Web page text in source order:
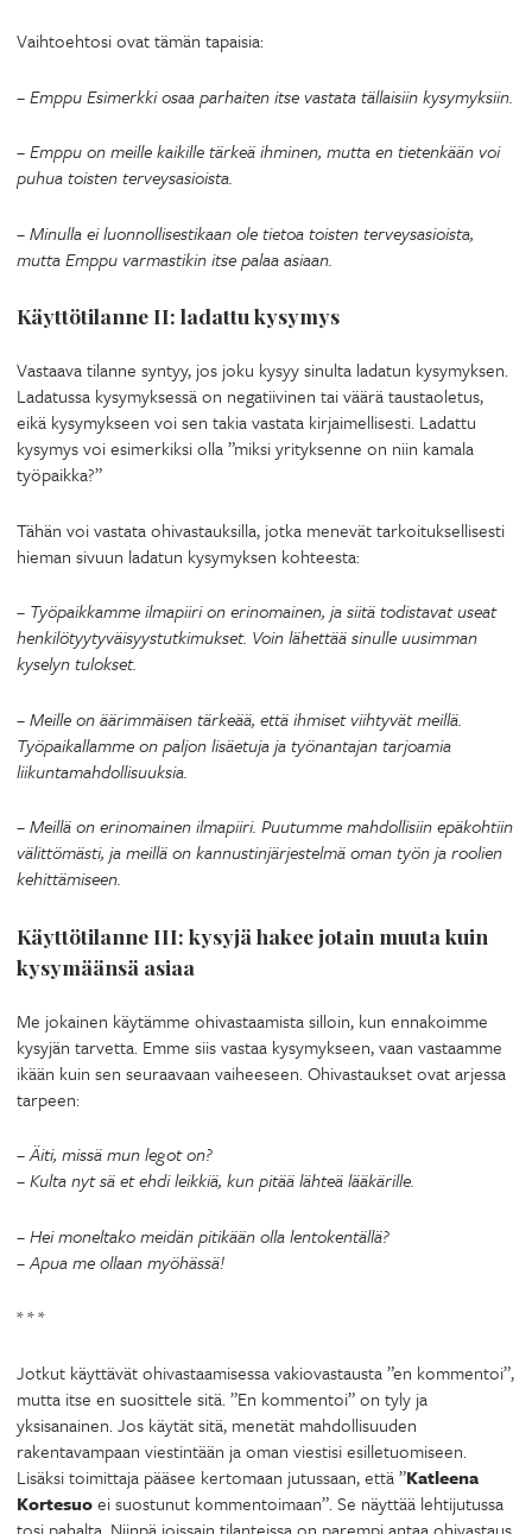
Vaihtoehtosi ovat tämän tapaisia:
– Emppu Esimerkki osaa parhaiten itse vastata tällaisiin kysymyksiin.
– Emppu on meille kaikille tärkeä ihminen, mutta en tietenkään voi
puhua toisten terveysasioista.
– Minulla ei luonnollisestikaan ole tietoa toisten terveysasioista,
mutta Emppu varmastikin itse palaa asiaan.
Käyttötilanne II: ladattu kysymys
Vastaava tilanne syntyy, jos joku kysyy sinulta ladatun kysymyksen.
Ladatussa kysymyksessä on negatiivinen tai väärä taustaoletus,
eikä kysymykseen voi sen takia vastata kirjaimellisesti. Ladattu
kysymys voi esimerkiksi olla ”miksi yrityksenne on niin kamala
työpaikka?”
Tähän voi vastata ohivastauksilla, jotka menevät tarkoituksellisesti
hieman sivuun ladatun kysymyksen kohteesta:
– Työpaikkamme ilmapiiri on erinomainen, ja siitä todistavat useat
henkilötyytyväisyystutkimukset. Voin lähettää sinulle uusimman
kyselyn tulokset.
– Meille on äärimmäisen tärkeää, että ihmiset viihtyvät meillä.
Työpaikallamme on paljon lisäetuja ja työnantajan tarjoamia
liikuntamahdollisuuksia.
– Meillä on erinomainen ilmapiiri. Puutumme mahdollisiin epäkohtiin
välittömästi, ja meillä on kannustinjärjestelmä oman työn ja roolien
kehittämiseen.
Käyttötilanne III: kysyjä hakee jotain muuta kuin
kysymäänsä asiaa
Me jokainen käytämme ohivastaamista silloin, kun ennakoimme
kysyjän tarvetta. Emme siis vastaa kysymykseen, vaan vastaamme
ikään kuin sen seuraavaan vaiheeseen. Ohivastaukset ovat arjessa
tarpeen:
– Äiti, missä mun legot on?
– Kulta nyt sä et ehdi leikkiä, kun pitää lähteä lääkärille.
– Hei moneltako meidän pitikään olla lentokentällä?
– Apua me ollaan myöhässä!
* * *
Jotkut käyttävät ohivastaamisessa vakiovastausta ”en kommentoi”,
mutta itse en suosittele sitä. ”En kommentoi” on tyly ja
yksisanainen. Jos käytät sitä, menetät mahdollisuuden
rakentavampaan viestintään ja oman viestisi esilletuomiseen.
Lisäksi toimittaja pääsee kertomaan jutussaan, että ”Katleena
Kortesuoei suostunut kommentoimaan”. Se näyttää lehtijutussa